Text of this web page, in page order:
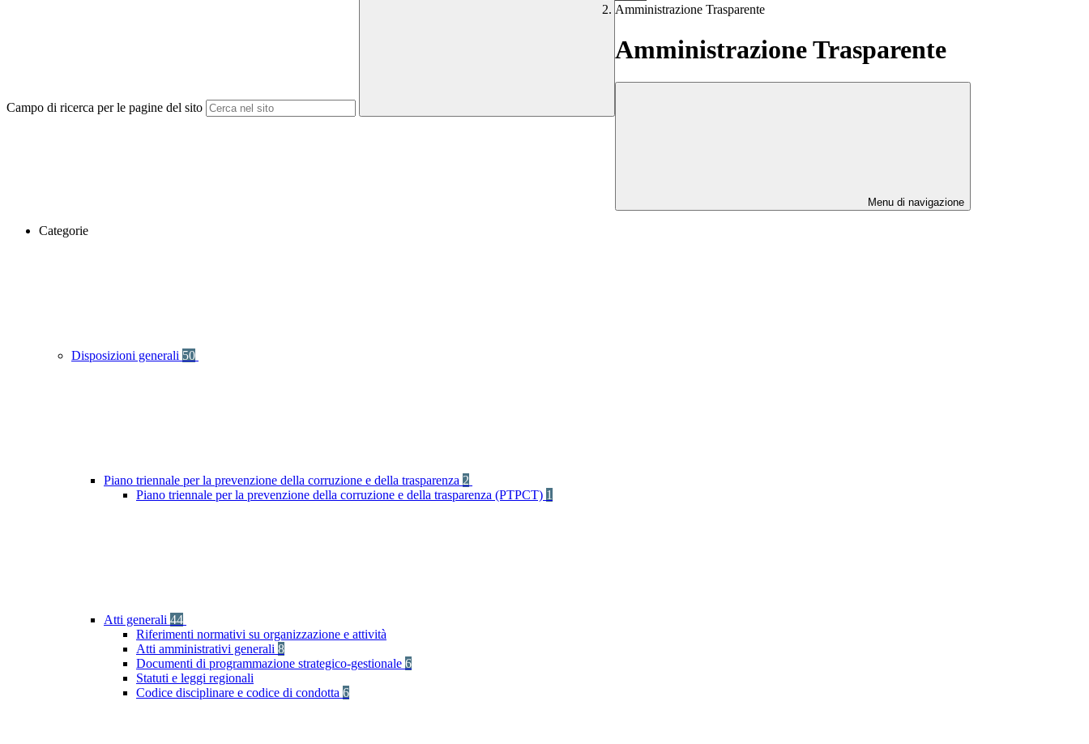
Campo di ricerca per le pagine del sito
Amministrazione Trasparente
Amministrazione Trasparente
Menu di navigazione
Categorie
Disposizioni generali 50
Piano triennale per la prevenzione della corruzione e della trasparenza 2
Piano triennale per la prevenzione della corruzione e della trasparenza (PTPCT) 1
Atti generali 44
Riferimenti normativi su organizzazione e attività
Atti amministrativi generali 8
Documenti di programmazione strategico-gestionale 6
Statuti e leggi regionali
Codice disciplinare e codice di condotta 6